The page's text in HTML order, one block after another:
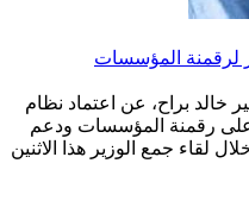
لرقمنة المؤسسات
خالد براح، عن اعتماد نظام
رقمنة المؤسسات ودعم
لقاء جمع الوزير هذا الاثنين